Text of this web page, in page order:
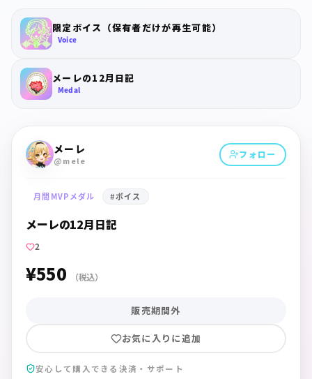
限定ボイス（保有者だけが再生可能）
Voice
メーレの12月日記
Medal
メーレ
@mele
フォロー
月間MVPメダル #ボイス
メーレの12月日記
2
¥550 （税込）
販売期間外
お気に入りに追加
安心して購入できる決済・サポート